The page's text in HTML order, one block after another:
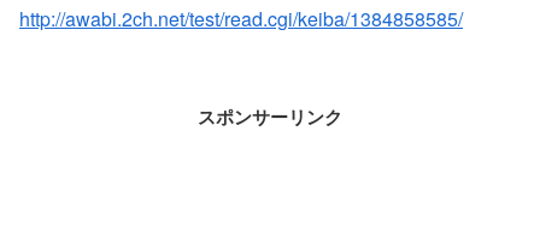
http://awabi.2ch.net/test/read.cgi/keiba/1384858585/
スポンサーリンク